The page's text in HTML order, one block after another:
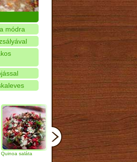
módra
Mandulás kifli
Csokoládés-
narancs torta